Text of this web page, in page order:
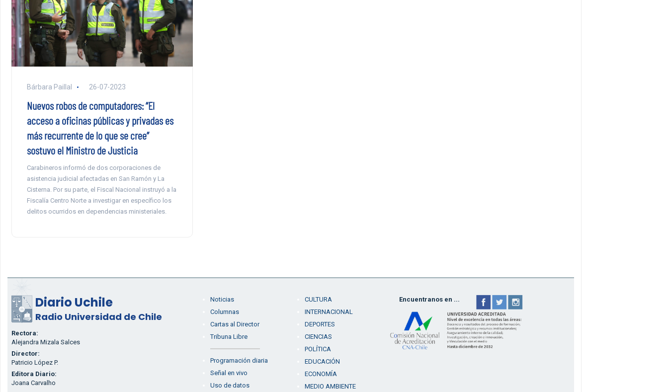
Bárbara Paillal 26-07-2023
Nuevos robos de computadores: “El
acceso a oficinas públicas y privadas es
más recurrente de lo que se cree”
sostuvo el Ministro de Justicia
Carabineros informó de dos corporaciones de
asistencia judicial afectadas en San Ramón y La
Cisterna. Por su parte, el Fiscal Nacional instruyó a la
Fiscalía Centro Norte a investigar en específico los
delitos ocurridos en dependencias ministeriales.
Diario Uchile
Radio Universidad de Chile
Rectora:
Alejandra Mizala Salces
Director:
Patricio López P.
Editora Diario:
Joana Carvalho
Noticias
Columnas
Cartas al Director
Tribuna Libre
Programación diaria
Señal en vivo
Uso de datos
CULTURA
INTERNACIONAL
DEPORTES
CIENCIAS
POLÍTICA
EDUCACIÓN
ECONOMÍA
MEDIO AMBIENTE
Encuentranos en ...